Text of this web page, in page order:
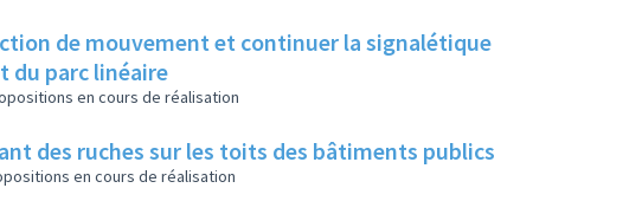
de mouvement et continuer la signalétique
du parc linéaire
en cours de réalisation
des ruches sur les toits des bâtiments publics
en cours de réalisation